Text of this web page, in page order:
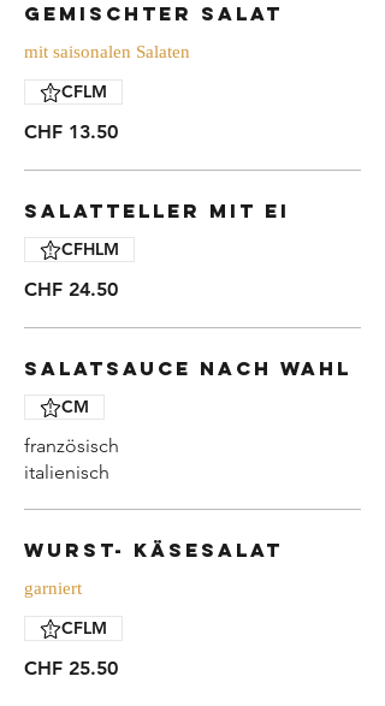
Gemischter Salat
mit saisonalen Salaten
CHF 13.50
CFLM
Salatteller mit Ei
CHF 24.50
CFHLM
Salatsauce nach Wahl
französisch
italienisch
CM
Wurst- Käsesalat
garniert
CHF 25.50
CFLM